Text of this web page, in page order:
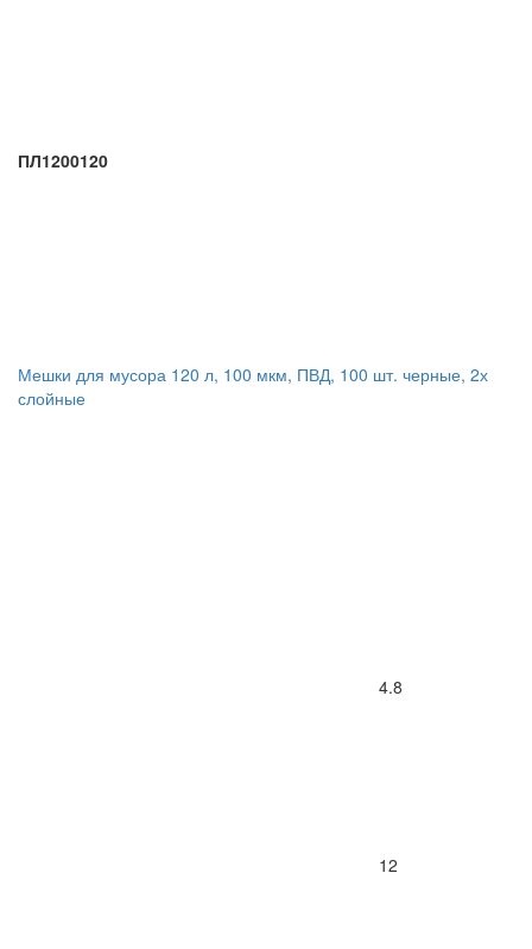
ПЛ1200120
Мешки для мусора 120 л, 100 мкм, ПВД, 100 шт. черные, 2х
слойные
4.8
12